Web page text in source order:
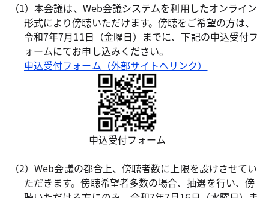
（1）本会議は、Web会議システムを利用したオンライン
形式により傍聴いただけます。傍聴をご希望の方は、
令和7年7月11日（金曜日）までに、下記の申込受付フ
ォームにてお申し込みください。
申込受付フォーム（外部サイトへリンク）
申込受付フォーム
（2）Web会議の都合上、傍聴者数に上限を設けさせてい
ただきます。傍聴希望者多数の場合、抽選を行い、傍